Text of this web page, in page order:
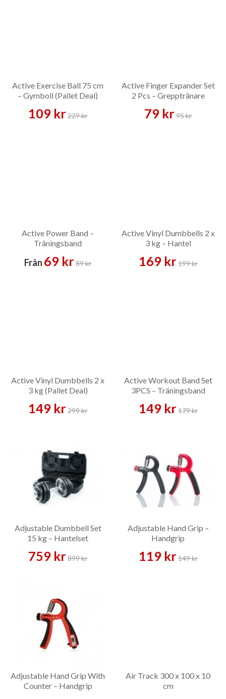
Active Exercise Ball 75 cm
– Gymboll (Pallet Deal)
109 kr 229 kr
Active Finger Expander Set
2 Pcs – Grepptränare
79 kr95 kr
Active Power Band –
Träningsband
Från 69 kr 89 kr
Active Vinyl Dumbbells 2 x
3 kg – Hantel
169 kr199 kr
Active Vinyl Dumbbells 2 x
3 kg (Pallet Deal)
149 kr 299 kr
Active Workout Band Set
3PCS – Träningsband
149 kr179 kr
Adjustable Dumbbell Set
15 kg – Hantelset
759 kr 899 kr
Adjustable Hand Grip –
Handgrip
119 kr149 kr
Adjustable Hand Grip With
Counter – Handgrip
Air Track 300 x 100 x 10
cm